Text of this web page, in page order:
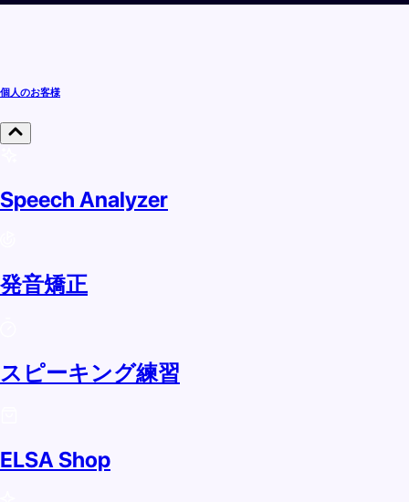
個人のお客様
Speech Analyzer
発音矯正
スピーキング練習
ELSA Shop